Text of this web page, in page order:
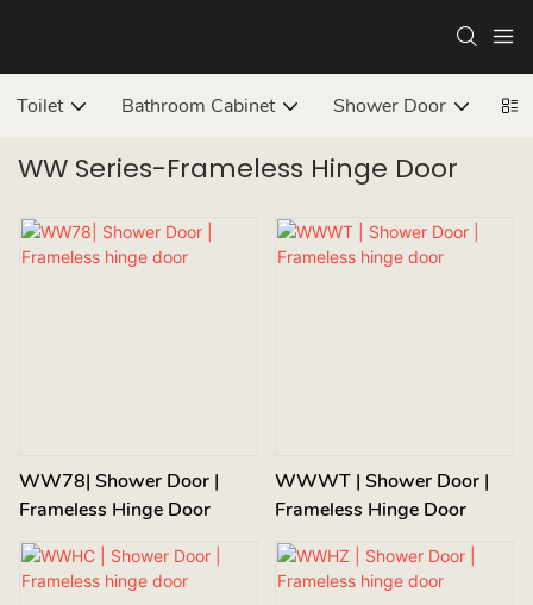
Toilet Bathroom Cabinet Shower Door
WW Series-Frameless Hinge Door
WW78| Shower Door |
Frameless Hinge Door
WWWT | Shower Door |
Frameless Hinge Door